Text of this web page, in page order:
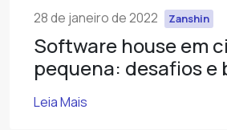
28 de janeiro de 2022 Zanshin
Software house em
pequena: desafios e
Leia Mais